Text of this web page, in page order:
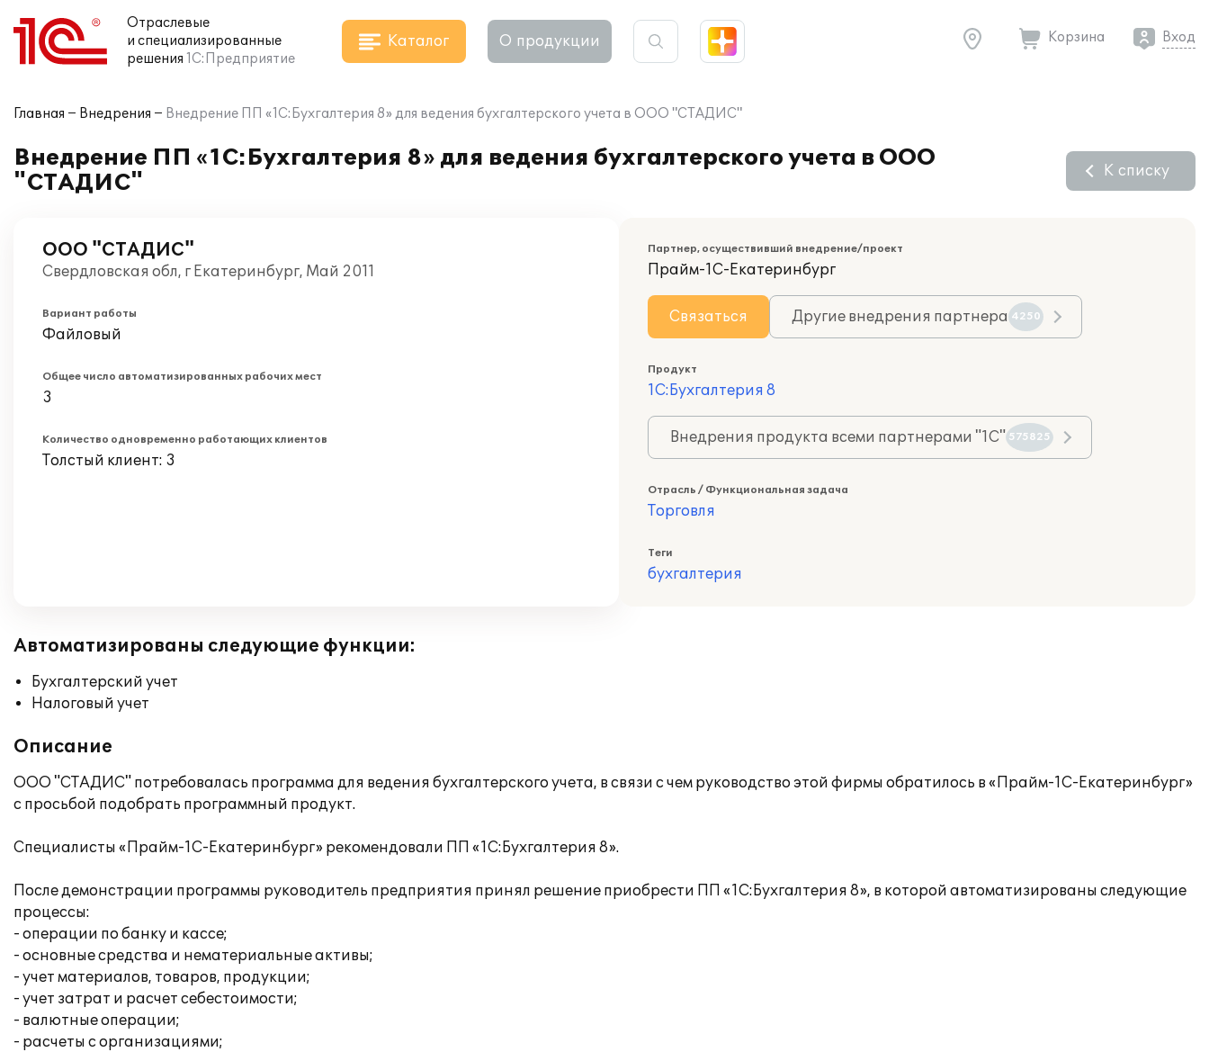
Отраслевые
и специализированные
решения 1С:Предприятие
Каталог О продукции Корзина Вход
Главная Внедрения Внедрение ПП «1С:Бухгалтерия 8» для ведения бухгалтерского учета в ООО "СТАДИС"
Внедрение ПП «1С:Бухгалтерия 8» для ведения бухгалтерского учета в ООО
"СТАДИС"
К списку
ООО "СТАДИС"
Свердловская обл, г Екатеринбург, Май 2011
Вариант работы
Файловый
Общее число автоматизированных рабочих мест
3
Количество одновременно работающих клиентов
Толстый клиент: 3
Партнер, осуществивший внедрение/проект
Прайм-1С-Екатеринбург
Связаться Другие внедрения партнера 4250
Продукт
1С:Бухгалтерия 8
Внедрения продукта всеми партнерами "1С" 575825
Отрасль / Функциональная задача
Торговля
Теги
бухгалтерия
Автоматизированы следующие функции:
Бухгалтерский учет
Налоговый учет
Описание
ООО "СТАДИС" потребовалась программа для ведения бухгалтерского учета, в связи с чем руководство этой фирмы обратилось в «Прайм-1С-Екатеринбург»
с просьбой подобрать программный продукт.
Специалисты «Прайм-1С-Екатеринбург» рекомендовали ПП «1С:Бухгалтерия 8».
После демонстрации программы руководитель предприятия принял решение приобрести ПП «1С:Бухгалтерия 8», в которой автоматизированы следующие
процессы:
- операции по банку и кассе;
- основные средства и нематериальные активы;
- учет материалов, товаров, продукции;
- учет затрат и расчет себестоимости;
- валютные операции;
- расчеты с организациями;